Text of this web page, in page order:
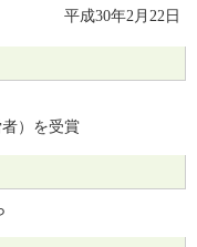
平成30年2月22日
）を受賞